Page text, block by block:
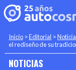
Inicio >Editorial >
el rediseño de su
NOTICIAS